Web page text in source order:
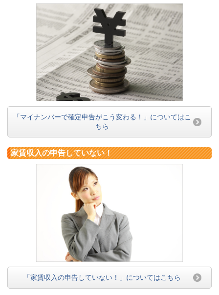
「マイナンバーで確定申告がこう変わる！」についてはこ
ちら
家賃収入の申告していない！
「家賃収入の申告していない！」についてはこちら